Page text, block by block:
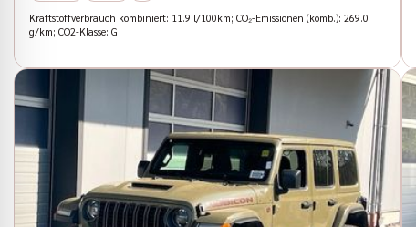
Kraftstoffverbrauch kombiniert: 11.9 l/100km; CO₂-Emissionen (komb.): 269.0
g/km; CO2-Klasse: G